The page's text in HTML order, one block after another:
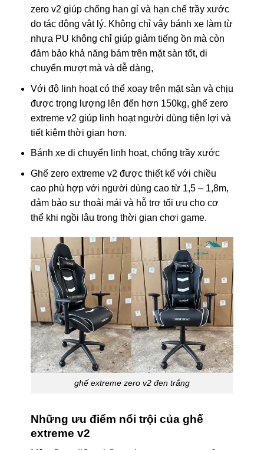
zero v2 giúp chống han gỉ và hạn chế trầy xước
do tác động vật lý. Không chỉ vậy bánh xe làm từ
nhựa PU không chỉ giúp giảm tiếng ồn mà còn
đảm bảo khả năng bám trên mặt sàn tốt, di
chuyển mượt mà và dễ dàng,
Với độ linh hoạt có thể xoay trên mặt sàn và chịu
được trọng lượng lên đến hơn 150kg, ghế zero
extreme v2 giúp linh hoạt người dùng tiện lợi và
tiết kiệm thời gian hơn.
Bánh xe di chuyển linh hoạt, chống trầy xước
Ghế zero extreme v2 được thiết kế với chiều
cao phù hợp với người dùng cao từ 1,5 – 1,8m,
đảm bảo sự thoải mái và hỗ trợ tối ưu cho cơ
thể khi ngồi lâu trong thời gian chơi game.
ghế extreme zero v2 đen trắng
Những ưu điểm nổi trội của ghế
extreme v2